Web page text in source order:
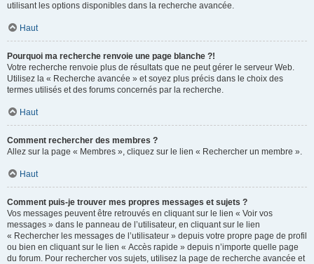
utilisant les options disponibles dans la recherche avancée.
Haut
Pourquoi ma recherche renvoie une page blanche ?!
Votre recherche renvoie plus de résultats que ne peut gérer le serveur Web.
Utilisez la « Recherche avancée » et soyez plus précis dans le choix des
termes utilisés et des forums concernés par la recherche.
Haut
Comment rechercher des membres ?
Allez sur la page « Membres », cliquez sur le lien « Rechercher un membre ».
Haut
Comment puis-je trouver mes propres messages et sujets ?
Vos messages peuvent être retrouvés en cliquant sur le lien « Voir vos
messages » dans le panneau de l’utilisateur, en cliquant sur le lien
« Rechercher les messages de l’utilisateur » depuis votre propre page de profil
ou bien en cliquant sur le lien « Accès rapide » depuis n’importe quelle page
du forum. Pour rechercher vos sujets, utilisez la page de recherche avancée et